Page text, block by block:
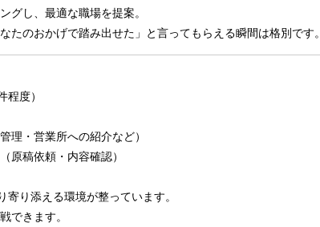
グし、最適な職場を提案。
たのおかげで踏み出せた」と言ってもらえる瞬間は格別です。
程度）
理・営業所への紹介など）
原稿依頼・内容確認）
寄り添える環境が整っています。
できます。